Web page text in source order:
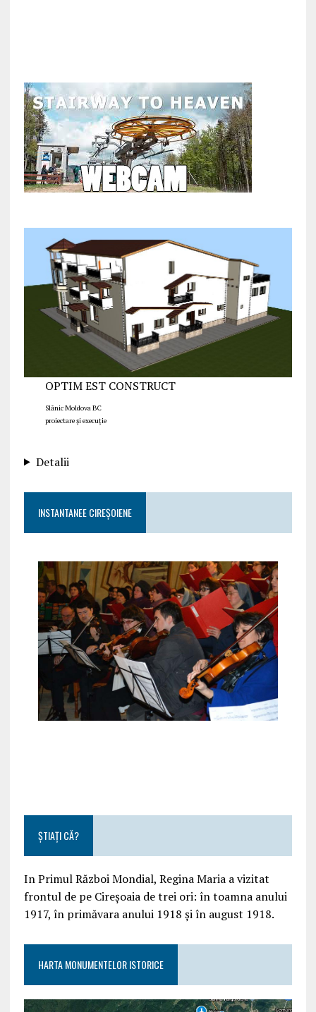
OPTIM EST CONSTRUCT
Slănic Moldova BC
proiectare și execuție
Detalii
INSTANTANEE CIREȘOIENE
ȘTIAȚI CĂ?
In Primul Război Mondial, Regina Maria a vizitat
frontul de pe Cireșoaia de trei ori: în toamna anului
1917, în primăvara anului 1918 și în august 1918.
HARTA MONUMENTELOR ISTORICE